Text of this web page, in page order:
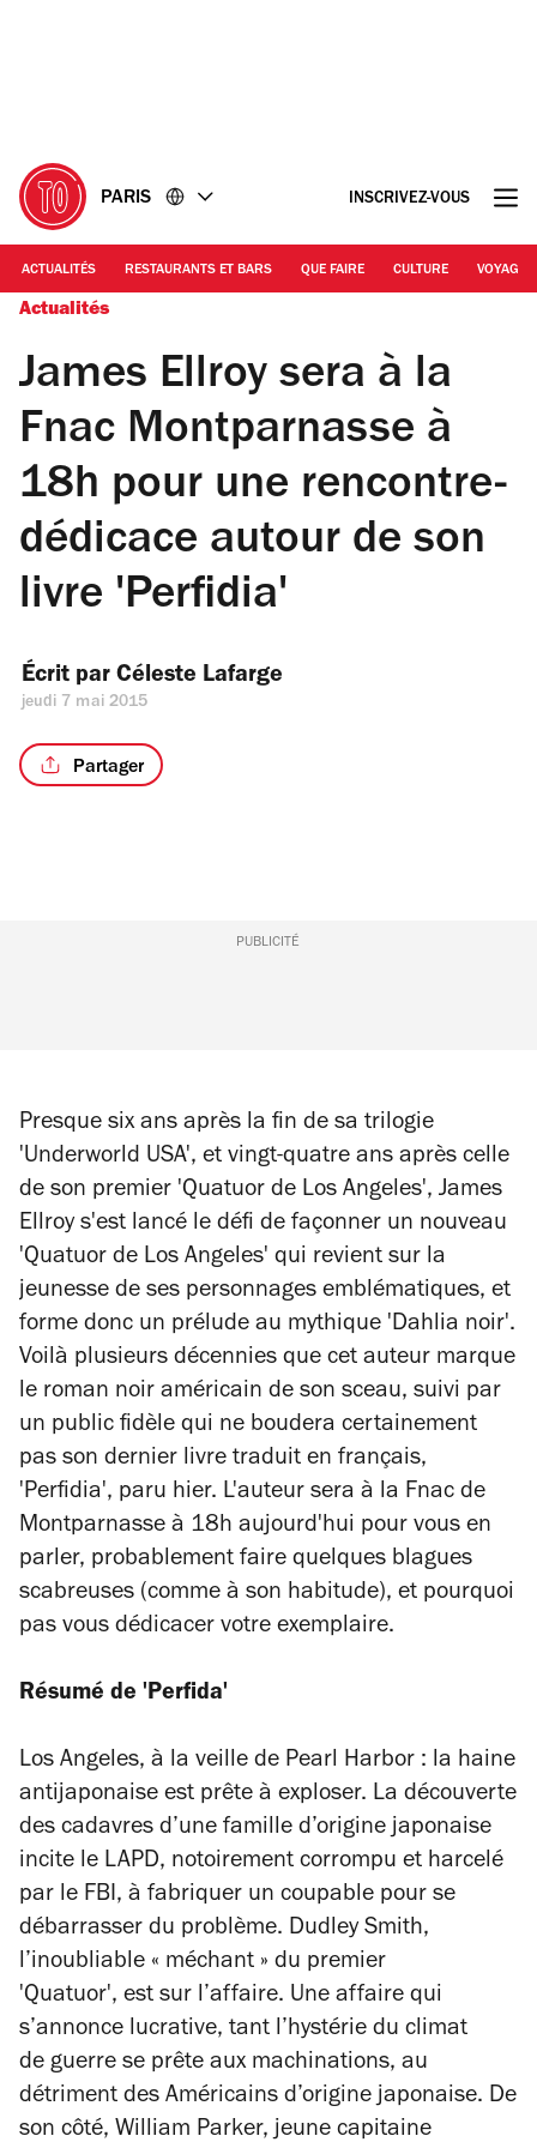
PARIS INSCRIVEZ-VOUS
ACTUALITÉS RESTAURANTS ET BARS QUE FAIRE CULTURE VOYAGE
Actualités
James Ellroy sera à la
Fnac Montparnasse à
18h pour une rencontre-
dédicace autour de son
livre 'Perfidia'
Écrit par Céleste Lafarge
jeudi 7 mai 2015
Partager
PUBLICITÉ
Presque six ans après la fin de sa trilogie
'Underworld USA', et vingt-quatre ans après celle
de son premier 'Quatuor de Los Angeles', James
Ellroy s'est lancé le défi de façonner un nouveau
'Quatuor de Los Angeles' qui revient sur la
jeunesse de ses personnages emblématiques, et
forme donc un prélude au mythique 'Dahlia noir'.
Voilà plusieurs décennies que cet auteur marque
le roman noir américain de son sceau, suivi par
un public fidèle qui ne boudera certainement
pas son dernier livre traduit en français,
'Perfidia', paru hier. L'auteur sera à la Fnac de
Montparnasse à 18h aujourd'hui pour vous en
parler, probablement faire quelques blagues
scabreuses (comme à son habitude), et pourquoi
pas vous dédicacer votre exemplaire.
Résumé de 'Perfida'
Los Angeles, à la veille de Pearl Harbor : la haine
antijaponaise est prête à exploser. La découverte
des cadavres d’une famille d’origine japonaise
incite le LAPD, notoirement corrompu et harcelé
par le FBI, à fabriquer un coupable pour se
débarrasser du problème. Dudley Smith,
l’inoubliable « méchant » du premier
'Quatuor', est sur l’affaire. Une affaire qui
s’annonce lucrative, tant l’hystérie du climat
de guerre se prête aux machinations, au
détriment des Américains d’origine japonaise. De
son côté, William Parker, jeune capitaine